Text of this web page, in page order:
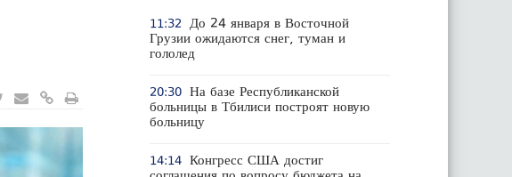
11:32
До 24 января в Восточной
Грузии ожидаются снег, туман и
гололед
20:30 На базе Республиканской
больницы в Тбилиси построят новую
больницу
14:14 Конгресс США достиг